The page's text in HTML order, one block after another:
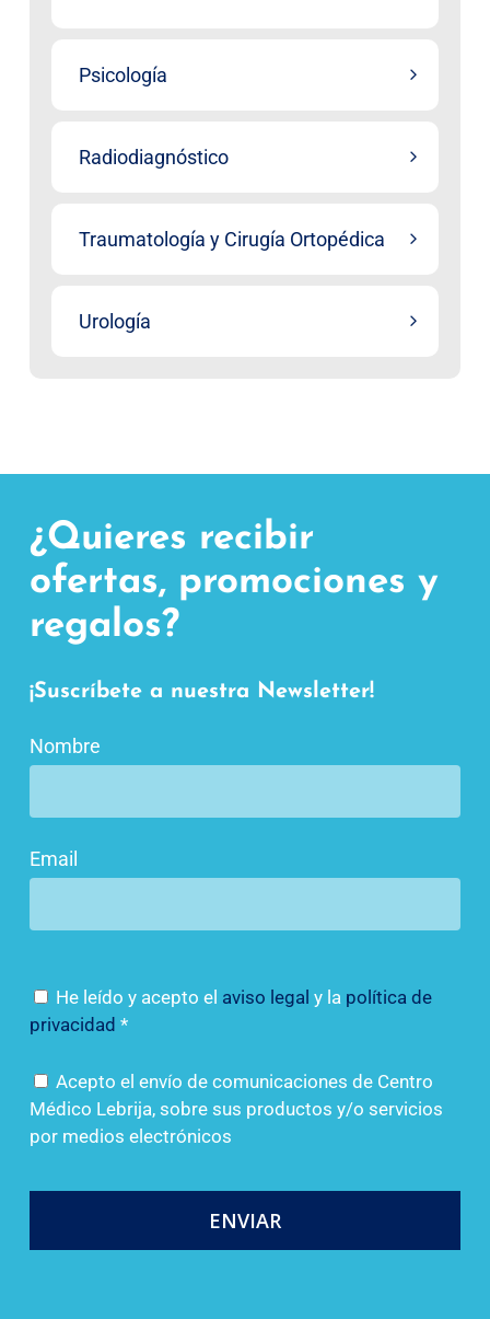
Psicología
Radiodiagnóstico
Traumatología y Cirugía Ortopédica
Urología
¿Quieres recibir
ofertas, promociones y
regalos?
¡Suscríbete a nuestra Newsletter!
Nombre
Email
He leído y acepto el aviso legal y la política de
privacidad *
Acepto el envío de comunicaciones de Centro
Médico Lebrija, sobre sus productos y/o servicios
por medios electrónicos